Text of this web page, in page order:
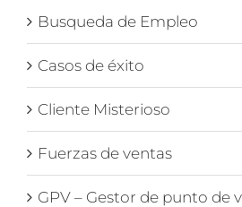
Busqueda de Empleo
Casos de éxito
Cliente Misterioso
Fuerzas de ventas
GPV – Gestor de punto de